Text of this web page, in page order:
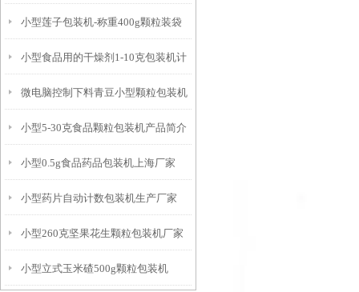
家
小型莲子包装机-称重400g颗粒装袋
机
小型食品用的干燥剂1-10克包装机计
量精准
微电脑控制下料青豆小型颗粒包装机
厂家
小型5-30克食品颗粒包装机产品简介
小型0.5g食品药品包装机上海厂家
小型药片自动计数包装机生产厂家
小型260克坚果花生颗粒包装机厂家
小型立式玉米碴500g颗粒包装机